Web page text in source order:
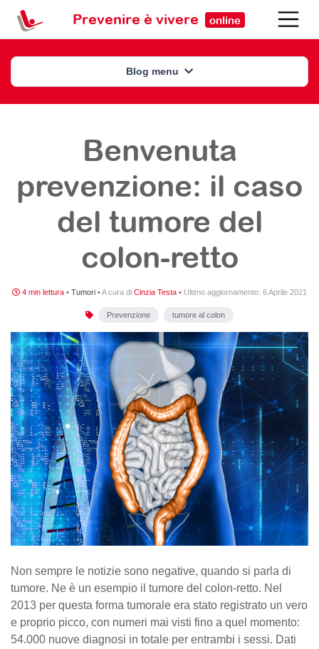
Prevenire è vivere online
Blog menu
Benvenuta
prevenzione: il caso
del tumore del
colon-retto
4 min lettura • Tumori •A cura di Cinzia Testa • Ultimo aggiornamento: 6 Aprile 2021
Prevenzione tumore al colon
Non sempre le notizie sono negative, quando si parla di
tumore. Ne è un esempio il tumore del colon-retto. Nel
2013 per questa forma tumorale era stato registrato un vero
e proprio picco, con numeri mai visti fino a quel momento:
54.000 nuove diagnosi in totale per entrambi i sessi. Dati